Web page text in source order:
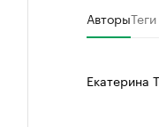
АвторыТеги
Екатерина